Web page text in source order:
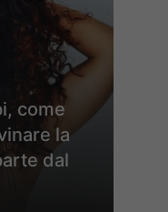
come
la
dal